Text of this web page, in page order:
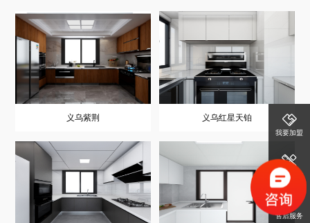
我要加盟
免费设计
售后服务
义乌紫荆 义乌红星天铂